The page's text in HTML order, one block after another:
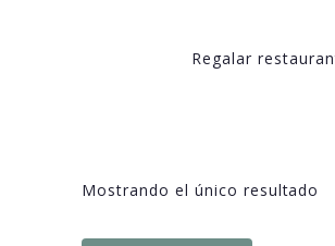
Regalar
Mostrando el único resultado